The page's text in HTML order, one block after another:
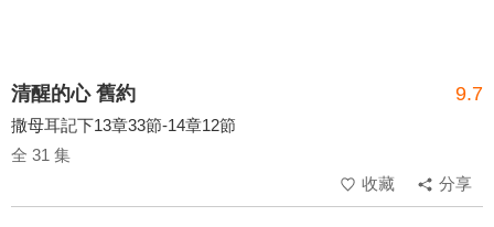
清醒的心 舊約 9.7
撒母耳記下13章33節-14章12節
全 31 集
收藏
分享